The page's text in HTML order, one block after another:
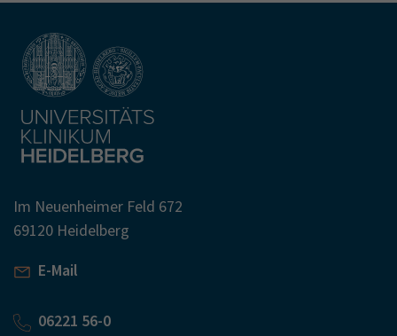
Im Neuenheimer Feld 672
69120 Heidelberg
E-Mail
06221 56-0